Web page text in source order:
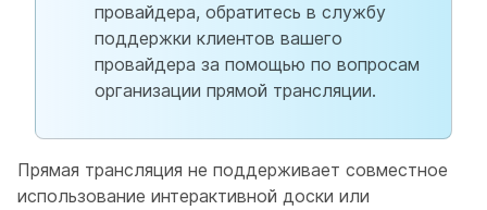
провайдера, обратитесь в службу
поддержки клиентов вашего
провайдера за помощью по вопросам
организации прямой трансляции.
Прямая трансляция не поддерживает совместное
использование интерактивной доски или